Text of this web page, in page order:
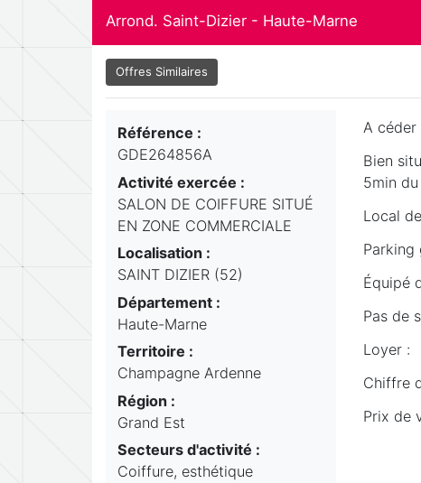
Arrond. Saint-Dizier - Haute-Marne
Offres Similaires
Référence :
GDE264856A
Activité exercée :
SALON DE COIFFURE SITUÉ
EN ZONE COMMERCIALE
Localisation :
SAINT DIZIER (52)
Département :
Haute-Marne
Territoire :
Champagne Ardenne
Région :
Grand Est
Secteurs d'activité :
Coiffure, esthétique
A
Bien
5min
Local
Parking
Équipé
Pas de
Loyer :
Chiffre
Prix de